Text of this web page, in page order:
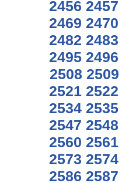
2456 2457
2469 2470
2482 2483
2495 2496
2508 2509
2521 2522
2534 2535
2547 2548
2560 2561
2573 2574
2586 2587